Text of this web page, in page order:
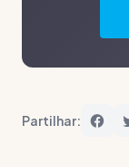
Partilhar: